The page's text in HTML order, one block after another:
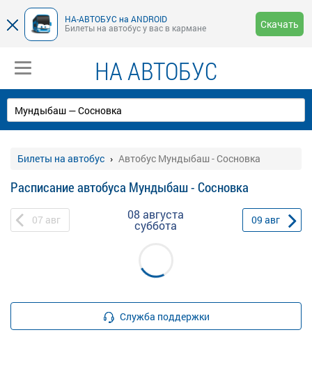
НА-АВТОБУС на ANDROID
Билеты на автобус у вас в кармане
Скачать
НА АВТОБУС
Билеты на автобус Автобус Мундыбаш - Сосновка
Расписание автобуса Мундыбаш - Сосновка
07 авг 08 августа
суббота 09 авг
Служба поддержки